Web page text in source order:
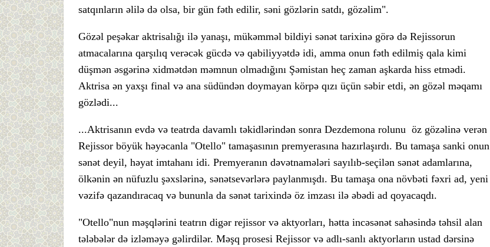
satqınların əlilə də olsa, bir gün fəth edilir, səni gözlərin satdı, gözəlim".
Gözəl peşəkar aktrisalığı ilə yanaşı, mükəmməl bildiyi sənət tarixinə görə də Rejissorun
atmacalarına qarşılıq verəcək gücdə və qabiliyyətdə idi, amma onun fəth edilmiş qala kimi
düşmən əsgərinə xidmətdən məmnun olmadığını Şəmistan heç zaman aşkarda hiss etmədi.
Aktrisa ən yaxşı final və ana südündən doymayan körpə qızı üçün səbir etdi, ən gözəl məqamı
gözlədi...
...Aktrisanın evdə və teatrda davamlı təkidlərindən sonra Dezdemona rolunu öz gözəlinə verən
Rejissor böyük həyəcanla "Otello" tamaşasının premyerasına hazırlaşırdı. Bu tamaşa sanki onun
sənət deyil, həyat imtahanı idi. Premyeranın dəvətnamələri sayılıb-seçilən sənət adamlarına,
ölkənin ən nüfuzlu şəxslərinə, sənətsevərlərə paylanmışdı. Bu tamaşa ona növbəti fəxri ad, yeni
vəzifə qazandıracaq və bununla da sənət tarixində öz imzası ilə əbədi ad qoyacaqdı.
"Otello"nun məşqlərini teatrın digər rejissor və aktyorları, hətta incəsənət sahəsində təhsil alan
tələbələr də izləməyə gəlirdilər. Məşq prosesi Rejissor və adlı-sanlı aktyorların ustad dərsinə